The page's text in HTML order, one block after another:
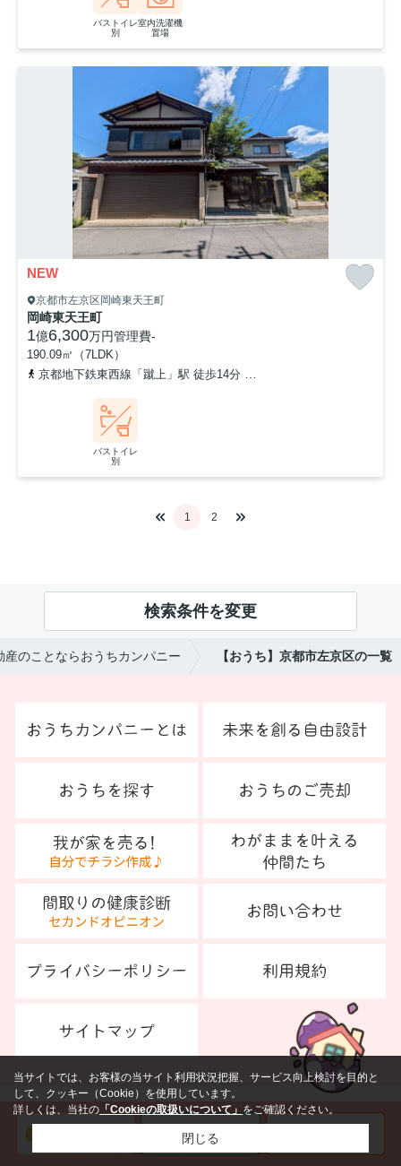
バストイレ
別
室内洗濯機
置場
NEW
京都市左京区岡崎東天王町
岡崎東天王町
1億6,300万円管理費-
190.09㎡（7LDK）
京都地下鉄東西線「蹴上」駅 徒歩14分
バストイレ
別
1 2
検索条件を変更
産のことならおうちカンパニー 【おうち】京都市左京区の一覧
当サイトでは、お客様の当サイト利用状況把握、サービス向上検討を目的と
して、クッキー（Cookie）を使用しています。
詳しくは、当社の 「Cookieの取扱いについて」をご確認ください。
閉じる